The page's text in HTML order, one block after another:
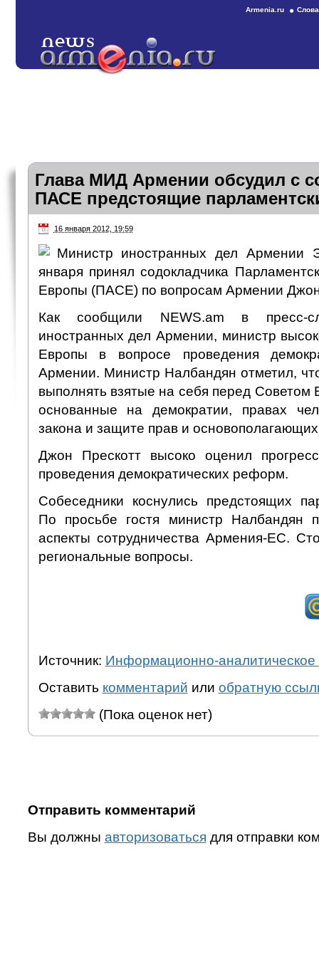
Armenia.ru
Глава МИД Армении обсудил с
ПАСЕ предстоящие
16 января 2012, 19:59
Министр иностранных дел Армении
января принял содокладчика
Европы (ПАСЕ) по вопросам Армении
Как сообщили NEWS.am в пресс-
иностранных дел Армении, министр
Европы в вопросе проведения
Армении. Министр Налбандян отметил,
выполнять взятые на себя перед Советом
основанные на демократии, правах
закона и защите прав и
Джон Прескотт высоко оценил
проведения демократических реформ.
Собеседники коснулись предстоящих
По просьбе гостя министр Налбандян
аспекты сотрудничества Армения-ЕС.
региональные вопросы.
Источник: Информационно-аналитическое
Оставить комментарий или обратную
(Пока оценок нет)
Отправить комментарий
Вы должны авторизоваться для отправки